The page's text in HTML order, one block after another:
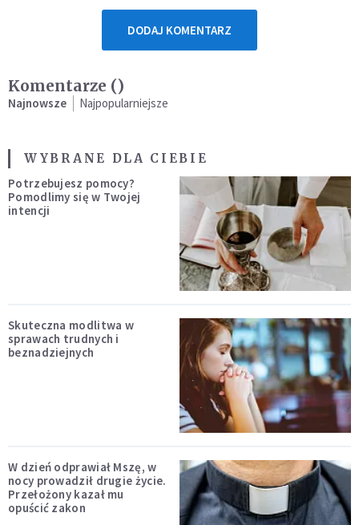
DODAJ KOMENTARZ
Komentarze ()
Najnowsze Najpopularniejsze
WYBRANE DLA CIEBIE
Potrzebujesz pomocy?
Pomodlimy się w Twojej
intencji
Skuteczna modlitwa w
sprawach trudnych i
beznadziejnych
W dzień odprawiał Mszę, w
nocy prowadził drugie życie.
Przełożony kazał mu
opuścić zakon